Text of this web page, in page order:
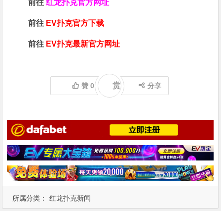
所属分类： 红龙扑克新闻
前往红龙扑克官方网址
前往 EV扑克官方下载
前往 EV扑克最新官方网址
赞0 赏 分享